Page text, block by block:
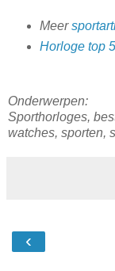
Meer
Horloge top 5
Onderwerpen:
Sporthorloges,
watches, sporten,
‹